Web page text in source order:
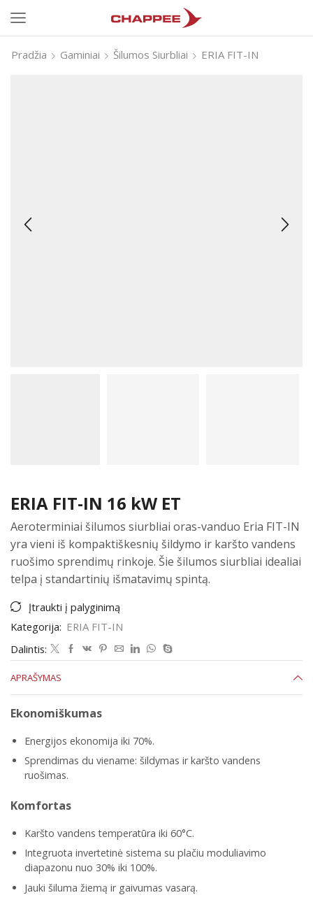
Pradžia Gaminiai Šilumos Siurbliai ERIA FIT-IN
ERIA FIT-IN 16 kW ET
Aeroterminiai šilumos siurbliai oras-vanduo Eria FIT-IN
yra vieni iš kompaktiškesnių šildymo ir karšto vandens
ruošimo sprendimų rinkoje. Šie šilumos siurbliai idealiai
telpa į standartinių išmatavimų spintą.
Įtraukti į palyginimą
Kategorija: ERIA FIT-IN
Dalintis:
APRAŠYMAS
Ekonomiškumas
Energijos ekonomija iki 70%.
Sprendimas du viename: šildymas ir karšto vandens
ruošimas.
Komfortas
Karšto vandens temperatūra iki 60°C.
Integruota invertetinė sistema su plačiu moduliavimo
diapazonu nuo 30% iki 100%.
Jauki šiluma žiemą ir gaivumas vasarą.